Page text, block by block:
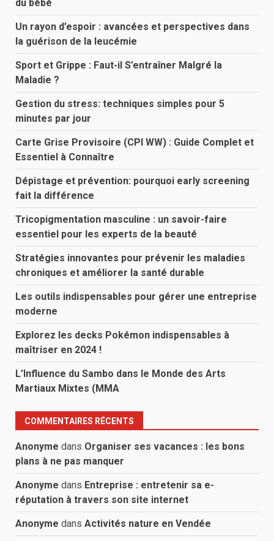
du bébé
Un rayon d’espoir : avancées et perspectives dans
la guérison de la leucémie
Sport et Grippe : Faut-il S’entraîner Malgré la
Maladie ?
Gestion du stress: techniques simples pour 5
minutes par jour
Carte Grise Provisoire (CPI WW) : Guide Complet et
Essentiel à Connaître
Dépistage et prévention: pourquoi early screening
fait la différence
Tricopigmentation masculine : un savoir-faire
essentiel pour les experts de la beauté
Stratégies innovantes pour prévenir les maladies
chroniques et améliorer la santé durable
Les outils indispensables pour gérer une entreprise
moderne
Explorez les decks Pokémon indispensables à
maîtriser en 2024 !
L’Influence du Sambo dans le Monde des Arts
Martiaux Mixtes (MMA
COMMENTAIRES RÉCENTS
Anonyme dans Organiser ses vacances : les bons
plans à ne pas manquer
Anonyme dans Entreprise : entretenir sa e-
réputation à travers son site internet
Anonyme dans Activités nature en Vendée